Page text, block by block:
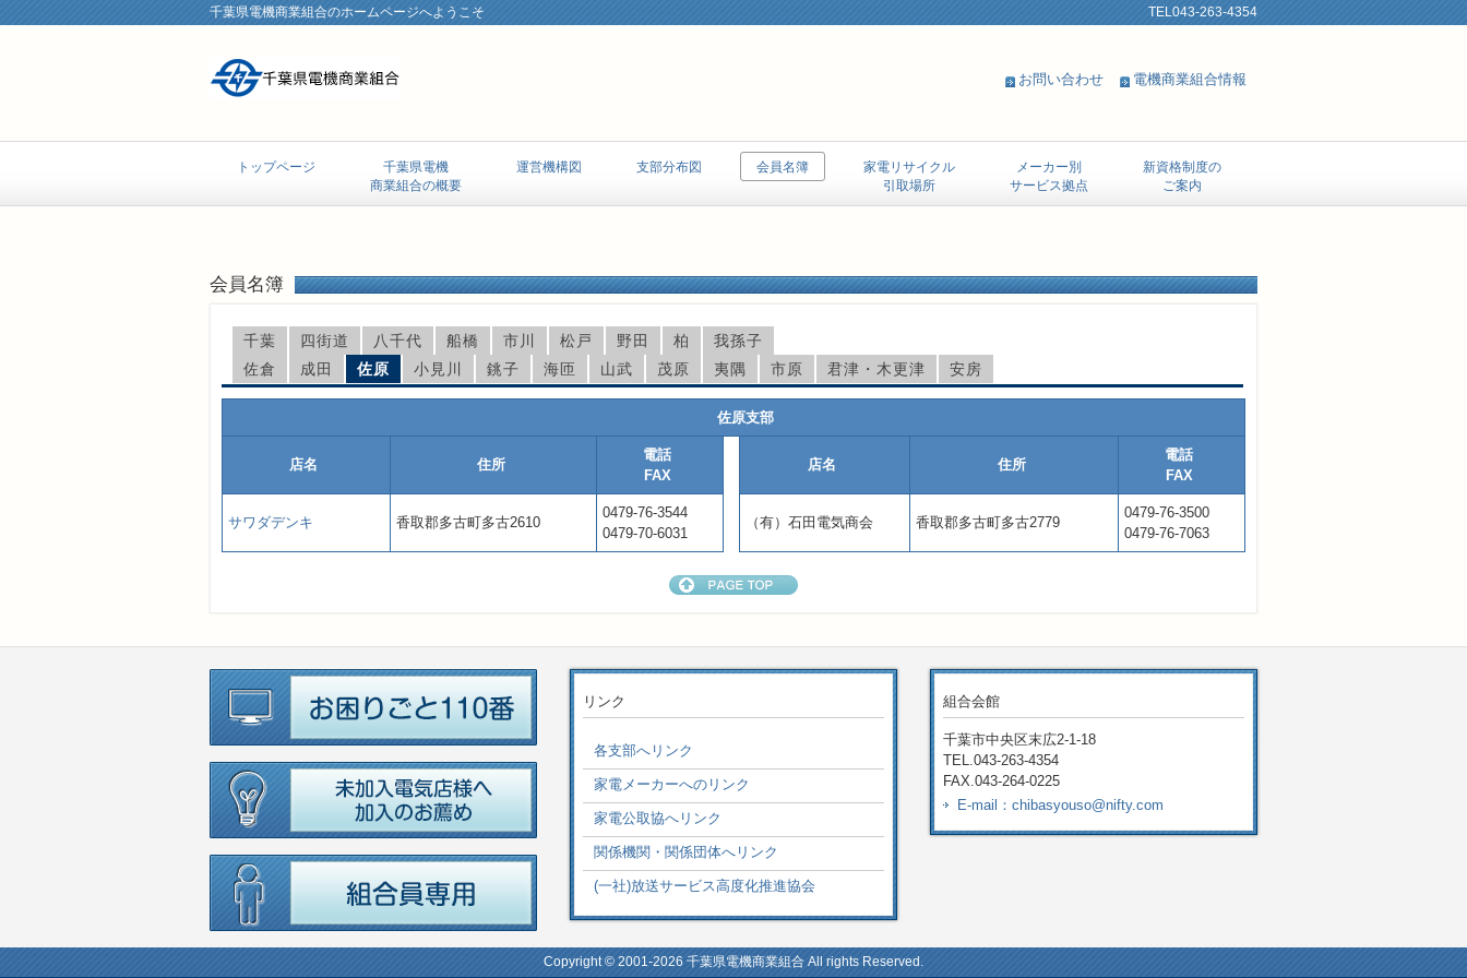
千葉県電機商業組合のホームページへようこそ TEL043-263-4354
お問い合わせ 電機商業組合情報
トップページ
千葉県電機
商業組合の概要
運営機構図 支部分布図 会員名簿
家電リサイクル
引取場所
メーカー別
サービス拠点
新資格制度の
ご案内
会員名簿
千葉 四街道 八千代 船橋 市川 松戸 野田 柏
我孫子
佐倉
成田 佐原 小見川 銚子 海匝 山武 茂原 夷隅 市原 君津・木更津 安房
佐原支部
店名 住所
電話
FAX
店名 住所
電話
FAX
サワダデンキ 香取郡多古町多古2610
0479-76-3544
0479-70-6031
（有）石田電気商会 香取郡多古町多古2779
0479-76-3500
0479-76-7063
リンク
各支部へリンク
家電メーカーへのリンク
家電公取協へリンク
関係機関・関係団体へリンク
(一社)放送サービス高度化推進協会
組合会館
千葉市中央区末広2-1-18
TEL.043-263-4354
FAX.043-264-0225
E-mail：chibasyouso@nifty.com
Copyright © 2001-2026 千葉県電機商業組合 All rights Reserved.